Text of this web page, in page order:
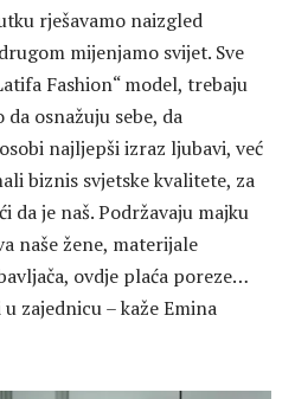
rješavamo naizgled
mijenjamo svijet. Sve
Fashion“ model, trebaju
osnažuju sebe, da
najljepši izraz ljubavi, već
biznis svjetske kvalitete, za
da je naš. Podržavaju majku
naše žene, materijale
ovdje plaća poreze…
zajednicu – kaže Emina